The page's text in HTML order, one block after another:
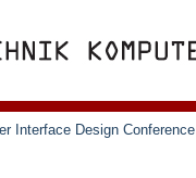
Interface Design Conference